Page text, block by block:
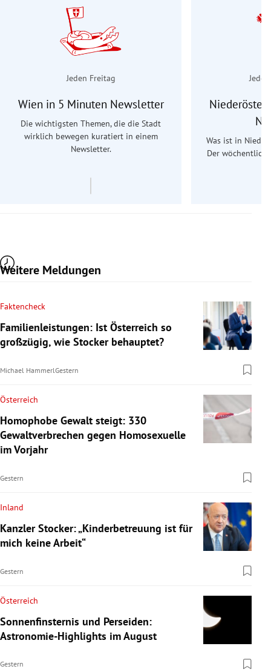
Jeden Freitag
Wien in 5 Minuten Newsletter
Die wichtigsten Themen, die die Stadt
wirklich bewegen kuratiert in einem
Newsletter.
Was ist in
Der
Weitere Meldungen
Faktencheck
Familienleistungen: Ist Österreich so
großzügig, wie Stocker behauptet?
Michael HammerlGestern
Österreich
Homophobe Gewalt steigt: 330
Gewaltverbrechen gegen Homosexuelle
im Vorjahr
Gestern
Inland
Kanzler Stocker: „Kinderbetreuung ist für
mich keine Arbeit“
Gestern
Österreich
Sonnenfinsternis und Perseiden:
Astronomie-Highlights im August
Gestern